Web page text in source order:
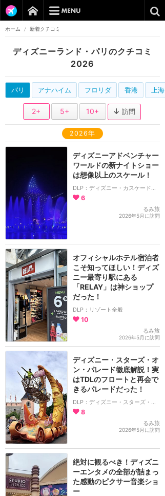
ホーム / 新着クチコミ
ディズニーランド・パリのクチコミ
2026
パリ アナハイム フロリダ 香港 上海
2+ 5+ 10+ 訪問
2026年
ディズニーアドベンチャー
ワールドの新ナイトショー
は想像以上のスケール！
DLP：ディズニー・カスケード・オブ・ライツ
6
るみ旅
2026年5月に訪問
オフィシャルホテル宿泊者
こそ知ってほしい！ディズ
ニー最寄り駅にある
「RELAY」は神ショップ
だった！
DLP：リゾート全般
10
るみ旅
2026年5月に訪問
ディズニー・スターズ・オ
ン・パレード徹底解説！実
はTDLのフロートと再会で
きるパレードだった！
DLP：ディズニー・スターズ・オン・パレード
8
るみ旅
2026年5月に訪問
絶対に観るべき！ディズニ
ーエンタメの全部が詰まっ
た感動のピクサー音楽ショ
ー